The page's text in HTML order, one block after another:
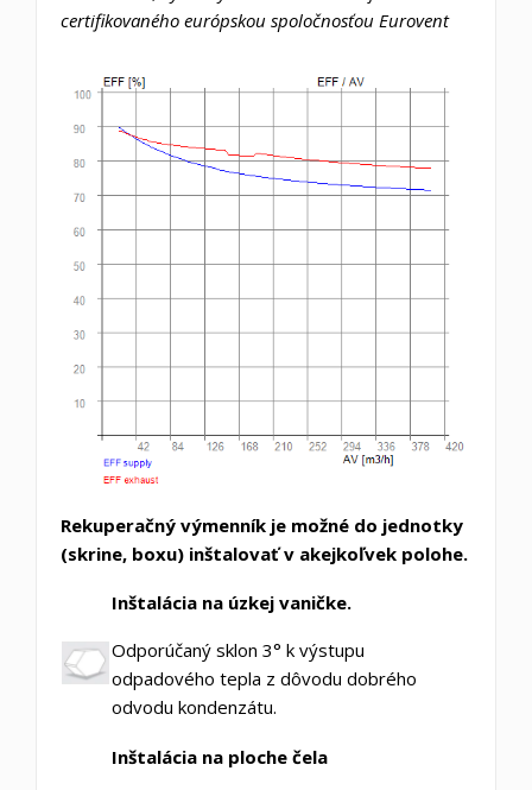
certifikovaného európskou spoločnosťou Eurovent
Rekuperačný výmenník je možné do jednotky
(skrine, boxu) inštalovať v akejkoľvek polohe.
Inštalácia na úzkej vaničke.
Odporúčaný sklon 3° k výstupu
odpadového tepla z dôvodu dobrého
odvodu kondenzátu.
Inštalácia na ploche čela